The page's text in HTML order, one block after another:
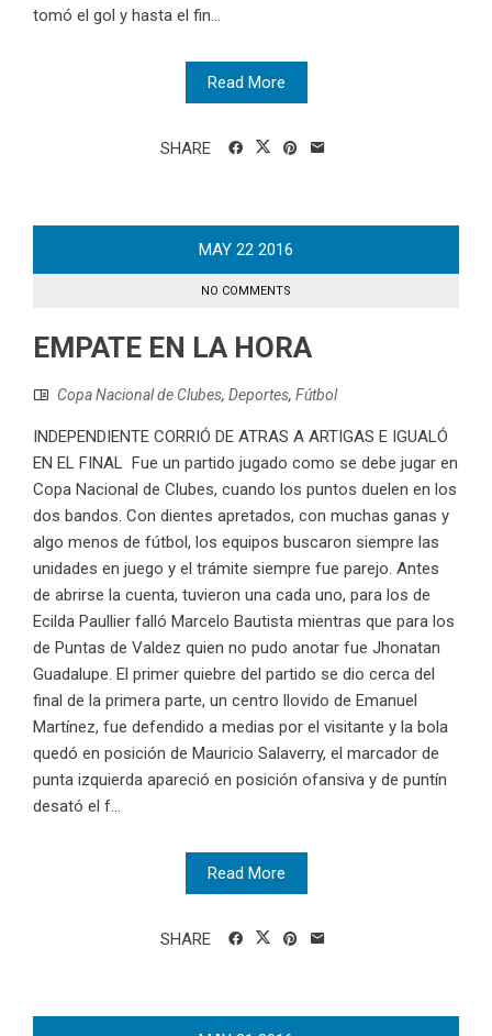
tomó el gol y hasta el fin...
Read More
SHARE
MAY 22 2016
NO COMMENTS
EMPATE EN LA HORA
Copa Nacional de Clubes, Deportes, Fútbol
INDEPENDIENTE CORRIÓ DE ATRAS A ARTIGAS E IGUALÓ
EN EL FINAL Fue un partido jugado como se debe jugar en
Copa Nacional de Clubes, cuando los puntos duelen en los
dos bandos. Con dientes apretados, con muchas ganas y
algo menos de fútbol, los equipos buscaron siempre las
unidades en juego y el trámite siempre fue parejo. Antes
de abrirse la cuenta, tuvieron una cada uno, para los de
Ecilda Paullier falló Marcelo Bautista mientras que para los
de Puntas de Valdez quien no pudo anotar fue Jhonatan
Guadalupe. El primer quiebre del partido se dio cerca del
final de la primera parte, un centro llovido de Emanuel
Martínez, fue defendido a medias por el visitante y la bola
quedó en posición de Mauricio Salaverry, el marcador de
punta izquierda apareció en posición ofansiva y de puntín
desató el f...
Read More
SHARE